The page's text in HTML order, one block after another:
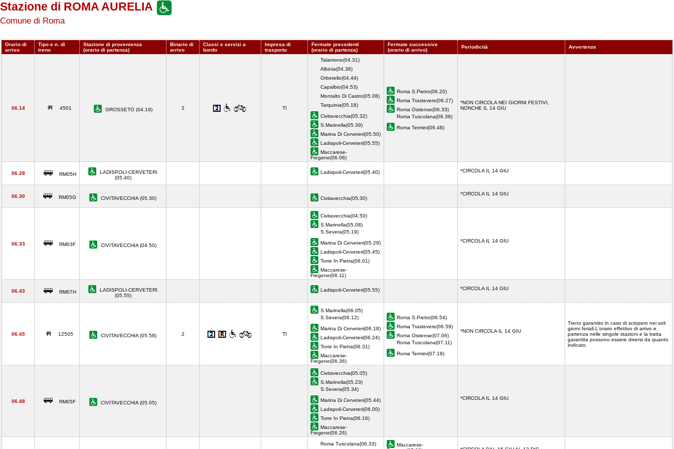
Stazione di ROMA AURELIA
Comune di Roma
Orario di
arrivo
Tipo e n. di
treno
Stazione di provenienza
(orario di partenza)
Binario di
arrivo
Classi e servizi a
bordo
Impresa di
trasporto
Fermate precedenti
(orario di partenza)
Fermate successive
(orario di arrivo)
Periodicità Avvertenze
06.14 4501 GROSSETO (04.19) 2 TI
Talamone(04.31)
Albinia(04.38)
Orbetello(04.44)
Capalbio(04.53)
Montalto Di Castro(05.08)
Tarquinia(05.18)
Civitavecchia(05.32)
S.Marinella(05.39)
Marina Di Cerveteri(05.50)
Ladispoli-Cerveteri(05.55)
Maccarese-
Fregene(06.06)
Roma S.Pietro(06.20)
Roma Trastevere(06.27)
Roma Ostiense(06.33)
Roma Tuscolana(06.39)
Roma Termini(06.48)
*NON CIRCOLA NEI GIORNI FESTIVI,
NONCHE IL 14 GIU
06.28 RM05H
LADISPOLI-CERVETERI
(05.40)
Ladispoli-Cerveteri(05.40) *CIRCOLA IL 14 GIU
06.30 RM05G CIVITAVECCHIA (05.30) Civitavecchia(05.30)
*CIRCOLA IL 14 GIU
06.33 RM03F CIVITAVECCHIA (04.50)
Civitavecchia(04.50)
S.Marinella(05.08)
S.Severa(05.19)
Marina Di Cerveteri(05.29)
Ladispoli-Cerveteri(05.45)
Torre In Pietra(06.01)
Maccarese-
Fregene(06.11)
*CIRCOLA IL 14 GIU
06.43 RM07H
LADISPOLI-CERVETERI
(05.55)
Ladispoli-Cerveteri(05.55) *CIRCOLA IL 14 GIU
06.45 12505 CIVITAVECCHIA (05.58) 2 TI
S.Marinella(06.05)
S.Severa(06.12)
Marina Di Cerveteri(06.18)
Ladispoli-Cerveteri(06.24)
Torre In Pietra(06.31)
Maccarese-
Fregene(06.36)
Roma S.Pietro(06.54)
Roma Trastevere(06.59)
Roma Ostiense(07.06)
Roma Tuscolana(07.11)
Roma Termini(07.18)
*NON CIRCOLA IL 14 GIU
Treno garantito in caso di sciopero nei soli
giorni feriali.L'orario effettivo di arrivo e
partenza nelle singole stazioni e la tratta
garantita possono essere diversi da quanto
indicato.
06.48 RM05F CIVITAVECCHIA (05.05)
Civitavecchia(05.05)
S.Marinella(05.23)
S.Severa(05.34)
Marina Di Cerveteri(05.44)
Ladispoli-Cerveteri(06.00)
Torre In Pietra(06.16)
Maccarese-
Fregene(06.26)
*CIRCOLA IL 14 GIU
Roma Tuscolana(06.33)
Maccarese-